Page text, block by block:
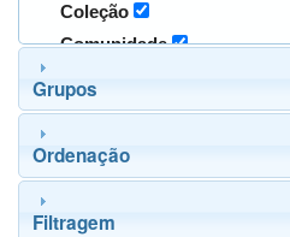
Coleção
Comunidade
Grupos
Ordenação
Filtragem